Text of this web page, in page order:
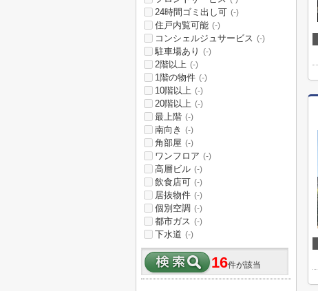
24時間ゴミ出し可 (-)
住戸内覧可能 (-)
コンシェルジュサービス (-)
駐車場あり (-)
2階以上 (-)
1階の物件 (-)
10階以上 (-)
20階以上 (-)
最上階 (-)
南向き (-)
角部屋 (-)
ワンフロア (-)
高層ビル (-)
飲食店可 (-)
居抜物件 (-)
個別空調 (-)
都市ガス (-)
下水道 (-)
16件が該当